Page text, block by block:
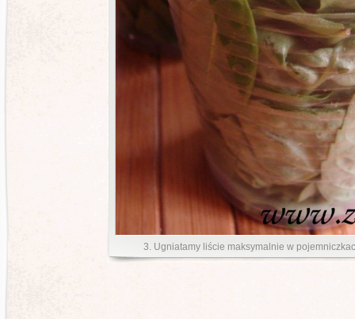
3. Ugniatamy liście maksymalnie w